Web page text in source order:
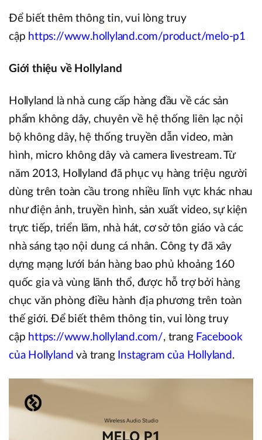
Để biết thêm thông tin, vui lòng truy
cập https://www.hollyland.com/product/melo-p1
Giới thiệu về Hollyland
Hollyland là nhà cung cấp hàng đầu về các sản
phẩm không dây, chuyên về hệ thống liên lạc nội
bộ không dây, hệ thống truyền dẫn video, màn
hình, micro không dây và camera livestream. Từ
năm 2013, Hollyland đã phục vụ hàng triệu người
dùng trên toàn cầu trong nhiều lĩnh vực khác nhau
như điện ảnh, truyền hình, sản xuất video, sự kiện
trực tiếp, triển lãm, nhà hát, cơ sở tôn giáo và các
nhà sáng tạo nội dung cá nhân. Công ty đã xây
dựng mạng lưới bán hàng bao phủ khoảng 160
quốc gia và vùng lãnh thổ, được hỗ trợ bởi hàng
chục văn phòng điều hành địa phương trên toàn
thế giới. Để biết thêm thông tin, vui lòng truy
cập https://www.hollyland.com/, trang Facebook
của Hollyland và trang Instagram của Hollyland .